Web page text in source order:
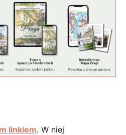
linkiem. W niej